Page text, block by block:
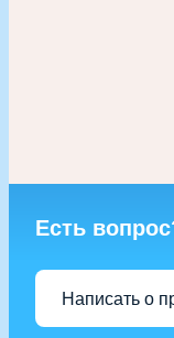
Есть
Написать о